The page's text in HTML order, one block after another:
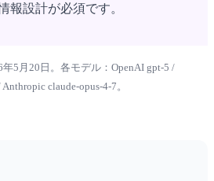
報設計が必須です。
5月20日。各モデル：OpenAI gpt-5 /
claude-opus-4-7。